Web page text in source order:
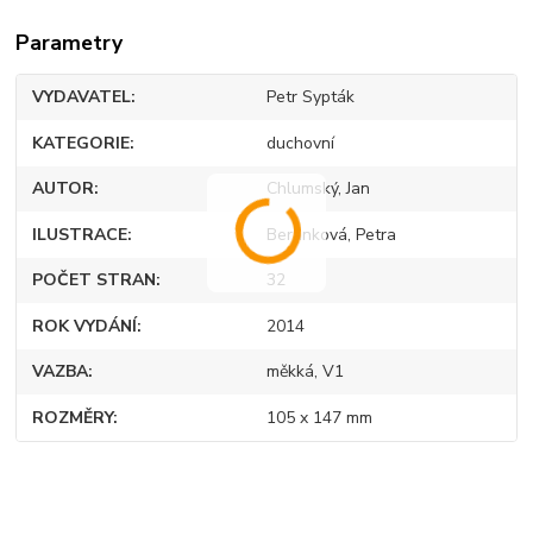
Parametry
VYDAVATEL Petr Sypták
KATEGORIE duchovní
AUTOR Chlumský, Jan
ILUSTRACE Beránková, Petra
POČET STRAN 32
ROK VYDÁNÍ 2014
VAZBA měkká, V1
ROZMĚRY 105 x 147 mm